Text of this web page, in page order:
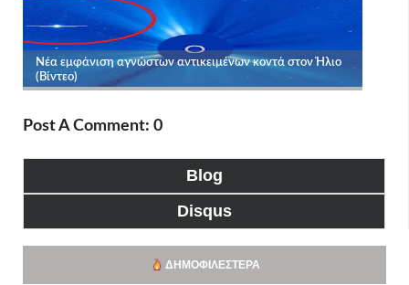
Post A Comment: 0
Blog
Disqus
ΔΗΜΟΦΙΛΈΣΤΕΡΑ